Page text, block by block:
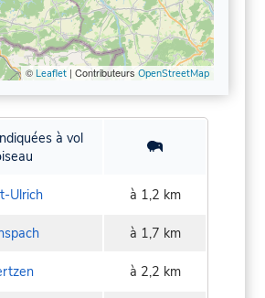
© Leaflet| Contributeurs OpenStreetMap
à vol
Ulrich à 1,2 km
à 1,7 km
à 2,2 km